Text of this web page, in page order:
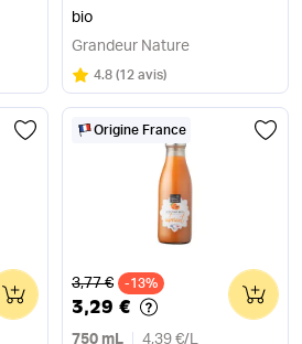
bio
Grandeur Nature
Note
4.8 sur 5
(12 avis)
0
Origine France
Ancien prix
3,77 € -13%
3,29 €
750 mL 4,39 €/ L
0